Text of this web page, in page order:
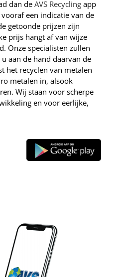
dan de AVS Recycling app
een indicatie van de
getoonde prijzen zijn
prijs hangt af van wijze
Onze specialisten zullen
aan de hand daarvan de
het recyclen van metalen
metalen in, alsook
Wij staan voor scherpe
en voor eerlijke,